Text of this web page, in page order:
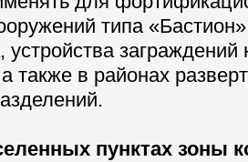
типа
устройства заграждений
также в районах
пунктах зоны